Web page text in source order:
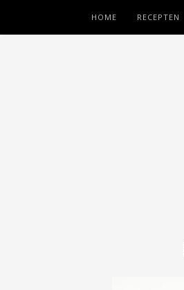
HOME RECEPTEN